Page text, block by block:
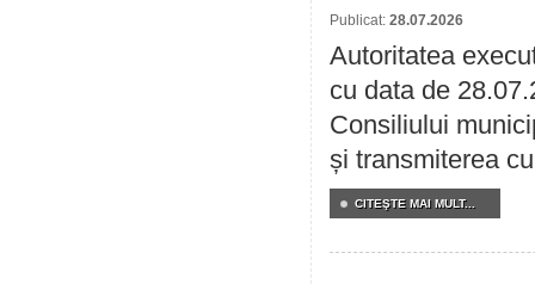
Publicat: 28.07.2026
Autoritatea
cu data de
Consiliului
și transmiterea
CITEŞTE MAI MULT...